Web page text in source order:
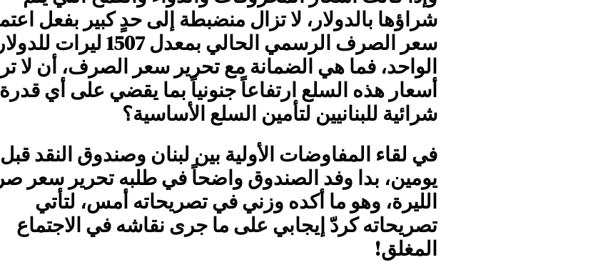
شراؤها بالدولار، لا تزال منضبطة إلى حدٍ كبير بفعل
سعر الصرف الرسمي الحالي بمعدل 1507 ليرات للدولار
الواحد، فما هي الضمانة مع تحرير سعر الصرف، أن لا
أسعار هذه السلع ارتفاعاً جنونياً بما يقضي على أي قدرة
شرائية للبنانيين لتأمين السلع الأساسية؟
في لقاء المفاوضات الأولية بين لبنان وصندوق النقد قبل
يومين، بدا وفد الصندوق واضحاً في طلبه تحرير سعر
الليرة، وهو ما أكده وزني في تصريحاته أمس، لتأتي
تصريحاته كردّ إيجابي على ما جرى نقاشه في الاجتماع
المغلق!